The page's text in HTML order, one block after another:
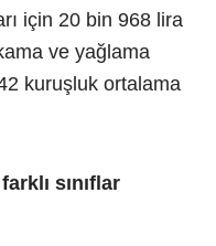
için 20 bin 968 lira
ve yağlama
kuruşluk ortalama
sınıflar